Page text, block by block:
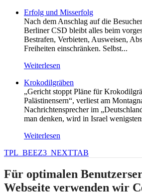
Erfolg und Misserfolg
Nach dem Anschlag auf die
Berliner CSD bleibt alles beim
Bestrafen, Verbieten, Ausweisen,
Freiheiten einschränken. Selbst...
Weiterlesen
Krokodilgräben
„Gericht stoppt Pläne für
Palästinensern“, verliest am
Nachrichtensprecher im
man denken, wird in Israel
Weiterlesen
TPL_BEEZ3_NEXTTAB
Für optimalen
Webseite verwenden wir